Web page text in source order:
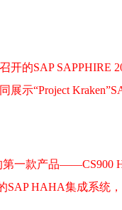
开的SAP SAPPHIRE
展示“Project
第一款产品——CS900
SAP HAHA集成系统